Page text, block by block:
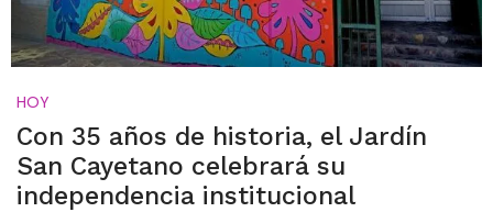
HOY
Con 35 años de historia, el Jardín
San Cayetano celebrará su
independencia institucional